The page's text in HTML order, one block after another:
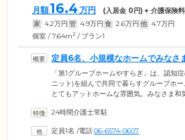
月額16.4 万円 (入居金 0円) + 介護保険料
家 4.2万円 管 4.9万円 食 2.6万円 他 4.7万円
個室 / 7.64m2 / プラン1
定員6名、小規模なホームでみなさ
支援します
「第1グループホームやすらぎ」は、認知
ニット)を組んで共同で暮らすグループホ
とてもアットホームな雰囲気。みなさま和
で掃除や洗濯といった家事を分担すること
に立てることが、ご自身の喜びや生きがい
24時間介護士常駐
定員1名 /電話06-6574-0607